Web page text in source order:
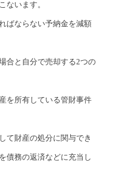
ないます。
ばならない予納金を減額
合と自分で売却する2つの
を所有している管財事件
て財産の処分に関与でき
債務の返済などに充当し